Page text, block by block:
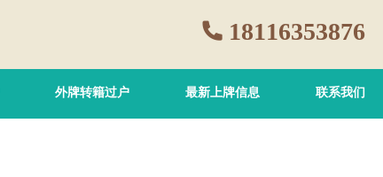
18116353876
外牌转籍过户 最新上牌信息 联系我们